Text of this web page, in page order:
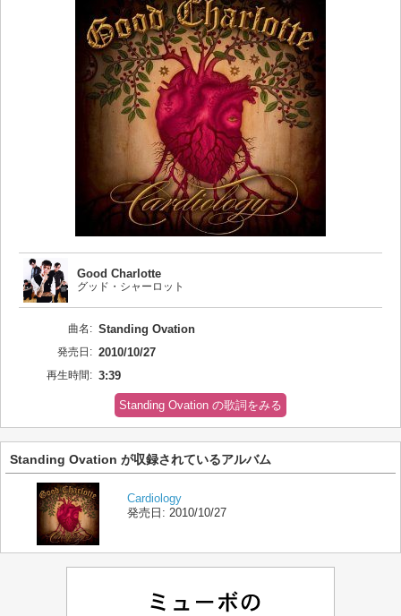
Good Charlotte
グッド・シャーロット
曲名: Standing Ovation
発売日: 2010/10/27
再生時間: 3:39
Standing Ovation の歌詞をみる
Standing Ovation が収録されているアルバム
Cardiology
発売日: 2010/10/27